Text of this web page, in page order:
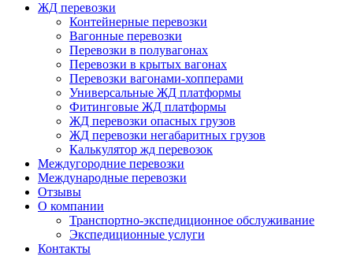
ЖД перевозки
Контейнерные перевозки
Вагонные перевозки
Перевозки в полувагонах
Перевозки в крытых вагонах
Перевозки вагонами-хопперами
Универсальные ЖД платформы
Фитинговые ЖД платформы
ЖД перевозки опасных грузов
ЖД перевозки негабаритных грузов
Калькулятор жд перевозок
Междугородние перевозки
Международные перевозки
Отзывы
О компании
Транспортно-экспедиционное обслуживание
Экспедиционные услуги
Контакты